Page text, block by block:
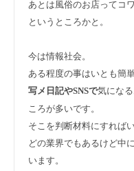
あとは風俗のお店ってコ
というところかと。
今は情報社会。
写メ日記やSNSで気にな
ころが多いです。
そこを判断材料にすればい
どの業界でもあるけど中
います。